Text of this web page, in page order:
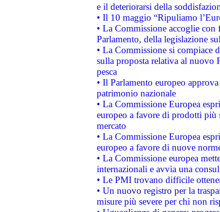
e il deteriorarsi della
• Il 10 maggio “Ripuliamo
• La Commissione accoglie
Parlamento, della legislazione
• La Commissione si compiace
sulla proposta relativa al nuovo
pesca
• Il Parlamento europeo
patrimonio nazionale
• La Commissione Europea
europeo a favore di prodotti
mercato
• La Commissione Europea
europeo a favore di nuove
• La Commissione europea
internazionali e avvia una
• Le PMI trovano difficile
• Un nuovo registro per la
misure più severe per chi non